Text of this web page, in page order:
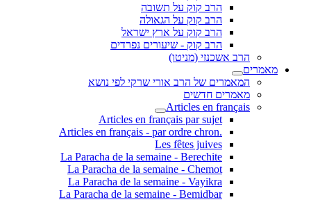
הרב קוק על תשובה
הרב קוק על הגאולה
הרב קוק על ארץ ישראל
הרב קוק - שיעורים נפרדים
הרב אשכנזי (מניטו)
מאמרים
המאמרים של הרב אורי שרקי לפי נושא
מאמרים חדשים
Articles en français
Articles en français par sujet
.Articles en français - par ordre chron
Les fêtes juives
La Paracha de la semaine - Berechite
La Paracha de la semaine - Chemot
La Paracha de la semaine - Vayikra
La Paracha de la semaine - Bemidbar